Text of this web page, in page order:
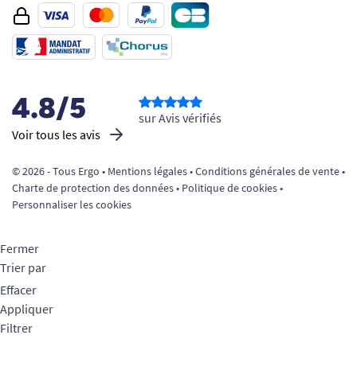
4.8/5
Voir tous les avis
sur Avis vérifiés
© 2026 - Tous Ergo • Mentions légales•Conditions générales de vente•
Charte de protection des données• Politique de cookies•
Personnaliser les cookies
Fermer
Trier par
Effacer
Appliquer
Filtrer